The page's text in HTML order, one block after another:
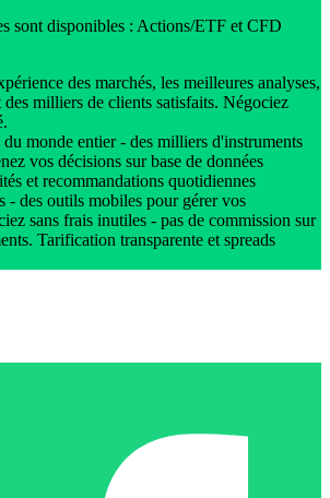
sont disponibles : Actions/ETF et CFD
des marchés, les meilleures analyses,
des milliers de clients satisfaits. Négociez
monde entier - des milliers d'instruments
vos décisions sur base de données
et recommandations quotidiennes
- des outils mobiles pour gérer vos
sans frais inutiles - pas de commission sur
Tarification transparente et spreads